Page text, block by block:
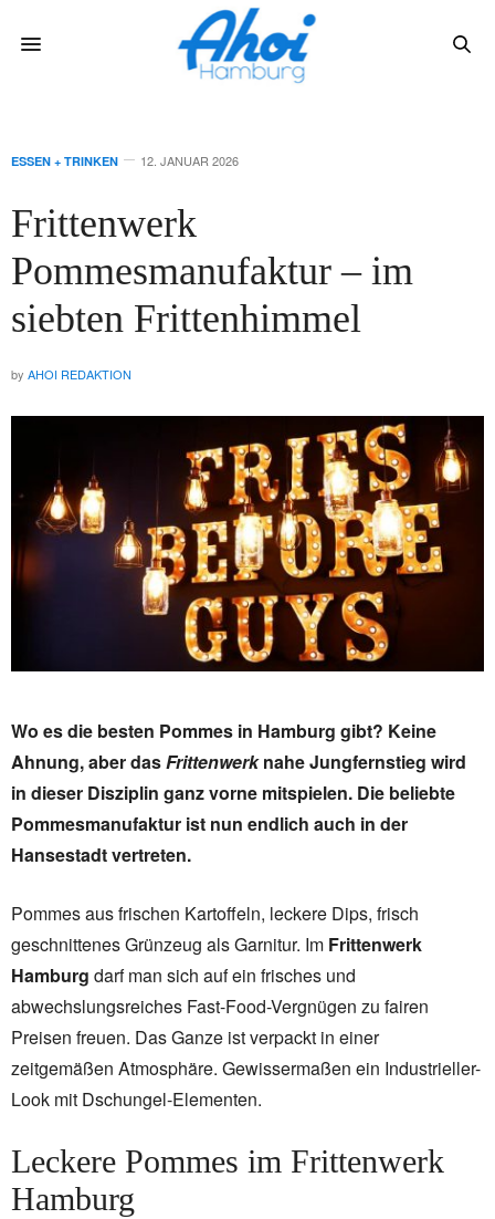
ESSEN + TRINKEN 12. JANUAR 2026
Frittenwerk
Pommesmanufaktur – im
siebten Frittenhimmel
by AHOI REDAKTION
Wo es die besten Pommes in Hamburg gibt? Keine
Ahnung, aber dasFrittenwerknahe Jungfernstieg wird
in dieser Disziplin ganz vorne mitspielen. Die beliebte
Pommesmanufaktur ist nun endlich auch in der
Hansestadt vertreten.
Pommes aus frischen Kartoffeln, leckere Dips, frisch
geschnittenes Grünzeug als Garnitur. Im Frittenwerk
Hamburg darf man sich auf ein frisches und
abwechslungsreiches Fast-Food-Vergnügen zu fairen
Preisen freuen. Das Ganze ist verpackt in einer
zeitgemäßen Atmosphäre. Gewissermaßen ein Industrieller-
Look mit Dschungel-Elementen.
Leckere Pommes im Frittenwerk
Hamburg